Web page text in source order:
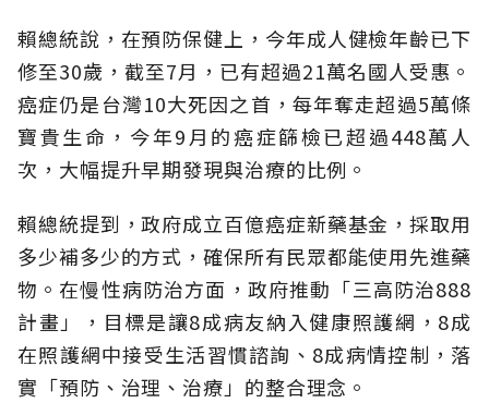
賴總統說，在預防保健上，今年成人健檢年齡已下
修至30歲，截至7月，已有超過21萬名國人受惠。
癌症仍是台灣10大死因之首，每年奪走超過5萬條
寶貴生命，今年9月的癌症篩檢已超過448萬人
次，大幅提升早期發現與治療的比例。
賴總統提到，政府成立百億癌症新藥基金，採取用
多少補多少的方式，確保所有民眾都能使用先進藥
物。在慢性病防治方面，政府推動「三高防治888
計畫」，目標是讓8成病友納入健康照護網，8成
在照護網中接受生活習慣諮詢、8成病情控制，落
實「預防、治理、治療」的整合理念。